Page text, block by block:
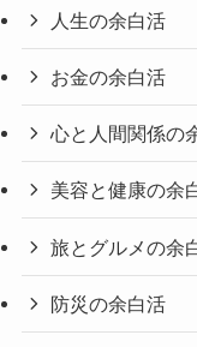
人生の余白活
お金の余白活
心と人間関係の
美容と健康の余
旅とグルメの余
防災の余白活